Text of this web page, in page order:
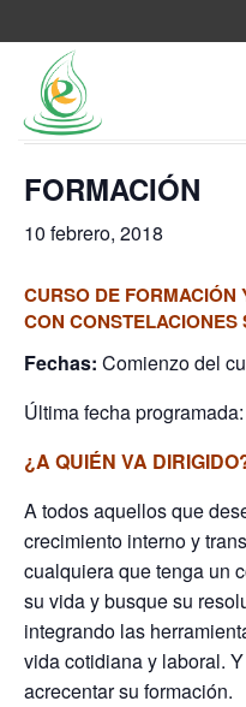
« Todos los Eventos
Este evento ha pasado.
FORMACIÓN
10 febrero, 2018
CURSO DE
CON CONSTELACIONES
Fechas: Comienzo del
Última fecha
¿A QUIÉN VA
A todos aquellos que
crecimiento interno y
cualquiera que tenga un
su vida y busque su
integrando las
vida cotidiana y laboral.
acrecentar su formación.